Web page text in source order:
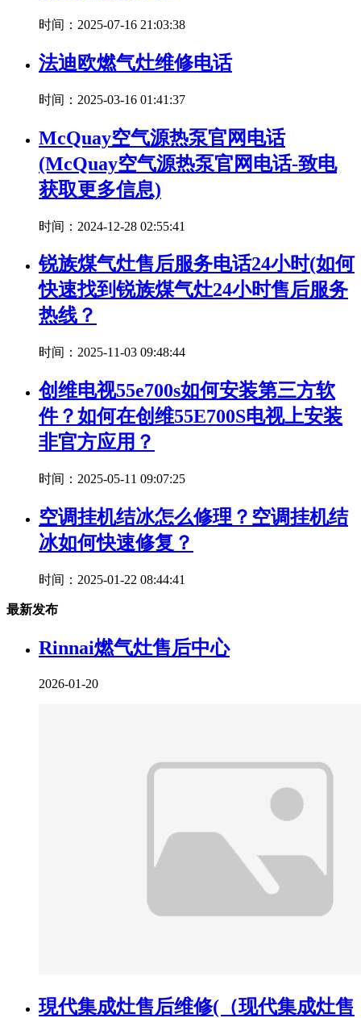
时间：2025-07-16 21:03:38
法迪欧燃气灶维修电话
时间：2025-03-16 01:41:37
McQuay空气源热泵官网电话
(McQuay空气源热泵官网电话-致电
获取更多信息)
时间：2024-12-28 02:55:41
锐族煤气灶售后服务电话24小时(如何
快速找到锐族煤气灶24小时售后服务
热线？
时间：2025-11-03 09:48:44
创维电视55e700s如何安装第三方软
件？如何在创维55E700S电视上安装
非官方应用？
时间：2025-05-11 09:07:25
空调挂机结冰怎么修理？空调挂机结
冰如何快速修复？
时间：2025-01-22 08:44:41
最新发布
Rinnai燃气灶售后中心
2026-01-20
現代集成灶售后维修(（现代集成灶售